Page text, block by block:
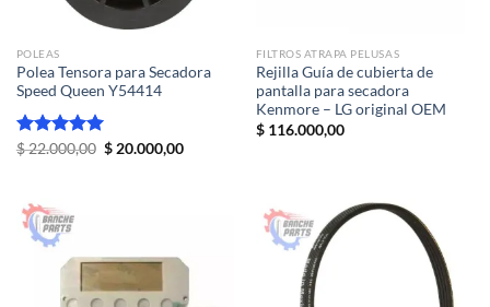
POLEAS
Polea Tensora para Secadora
Speed Queen Y54414
Valorado
$22.000,00 El
precio
$20.000,00El
FILTROS ATRAPA PELUSAS
Rejilla Guía de cubierta de
pantalla para secadora
Kenmore – LG original OEM
$116.000,00